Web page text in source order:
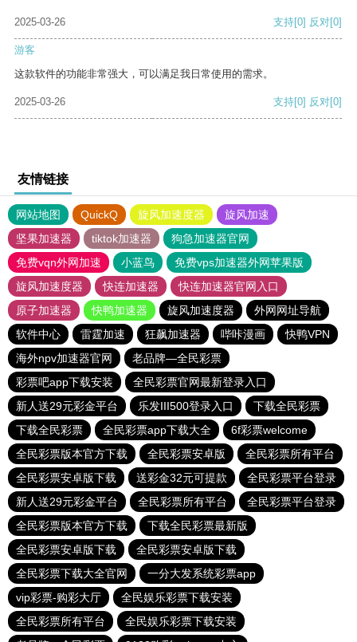
2025-03-26 支持[0] 反对[0]
游客
这款软件的功能非常强大，可以满足我日常使用的需求。
2025-03-26 支持[0] 反对[0]
友情链接
网站地图 QuickQ 旋风加速度器
旋风加速
坚果加速器
tiktok加速器
狗急加速器官网
免费vqn外网加速
小蓝鸟
免费vps加速器外网苹果版
旋风加速度器
快连加速器
快连加速器官网入口
原子加速器
快鸭加速器 旋风加速度器
外网网址导航
软件中心
雷霆加速 狂飙加速器 哔咔漫画
快鸭VPN
海外npv加速器官网
老品牌—全民彩票
彩票吧app下载安装
全民彩票官网最新登录入口
新人送29元彩金平台
乐发III500登录入口
下载全民彩票
下载全民彩票
全民彩票app下载大全
6f彩票welcome
全民彩票版本官方下载
全民彩票安卓版
全民彩票所有平台
全民彩票安卓版下载
送彩金32元可提款
全民彩票平台登录
新人送29元彩金平台
全民彩票所有平台
全民彩票平台登录
全民彩票版本官方下载
下载全民彩票最新版
全民彩票安卓版下载
全民彩票安卓版下载
全民彩票下载大全官网
一分大发系统彩票app
vip彩票-购彩大厅
全民娱乐彩票下载安装
全民彩票所有平台
全民娱乐彩票下载安装